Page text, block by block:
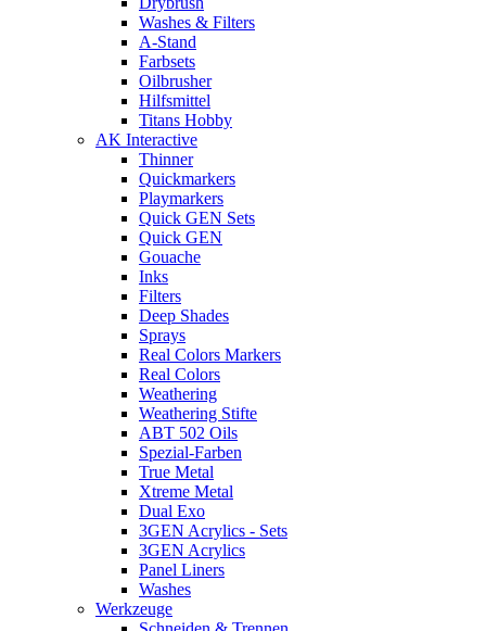
Washes & Filters
A-Stand
Farbsets
Oilbrusher
Hilfsmittel
Titans Hobby
AK Interactive
Thinner
Quickmarkers
Playmarkers
Quick GEN Sets
Quick GEN
Gouache
Inks
Filters
Deep Shades
Sprays
Real Colors Markers
Real Colors
Weathering
Weathering Stifte
ABT 502 Oils
Spezial-Farben
True Metal
Xtreme Metal
Dual Exo
3GEN Acrylics - Sets
3GEN Acrylics
Panel Liners
Washes
Werkzeuge